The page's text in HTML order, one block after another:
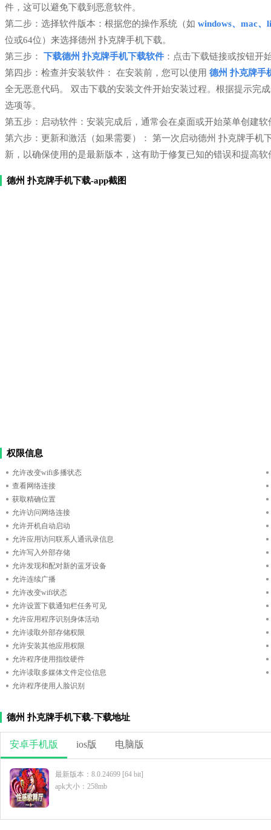
件，这可以避免下载到恶意软件。
第二步：选择软件版本：根据您的操作系统（如 windows、mac、
位或64位）来选择德州 扑克牌手机下载。
第三步： 下载德州 扑克牌手机下载软件 ：点击下载链接或按钮开
第四步：检查并安装软件： 在安装前，您可以使用 德州 扑克牌手
全无恶意代码。 双击下载的安装文件开始安装过程。根据提示完
选项等。
第五步：启动软件：安装完成后，通常会在桌面或开始菜单创建
第六步：更新和激活（如果需要）： 第一次启动德州 扑克牌手
新，以确保使用的是最新版本，这有助于修复已知的错误和提高软
德州 扑克牌手机下载-app截图
权限信息
允许改变wifi多播状态
查看网络连接
获取精确位置
允许访问网络连接
允许开机自动启动
允许应用访问联系人通讯录信息
允许写入外部存储
允许发现和配对新的蓝牙设备
允许连续广播
允许改变wifi状态
允许设置下载通知栏任务可见
允许应用程序识别身体活动
允许读取外部存储权限
允许安装其他应用权限
允许程序使用指纹硬件
允许读取多媒体文件定位信息
允许程序使用人脸识别
德州 扑克牌手机下载-下载地址
安卓手机版 ios版 电脑版
最新版本：8.0.24699 [64 bit]
apk大小：258mb